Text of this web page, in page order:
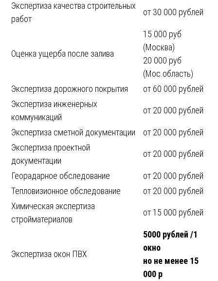
Экспертиза качества строительных
работ
от 30 000 рублей
Оценка ущерба после залива
15 000 руб
(Москва)
20 000 руб
(Мос.область)
Экспертиза дорожного покрытия
от 60 000 рублей
Экспертиза инженерных
коммуникаций
от 20 000 рублей
Экспертиза сметной документации
от 20 000 рублей
Экспертиза проектной
документации
от 20 000 рублей
Георадарное обследование
от 20 000 рублей
Тепловизионное обследование
от 20 000 рублей
Химическая экспертиза
стройматериалов
от 15 000 рублей
Экспертиза окон ПВХ
5000 рублей /1
окно
но не менее 15
000 р